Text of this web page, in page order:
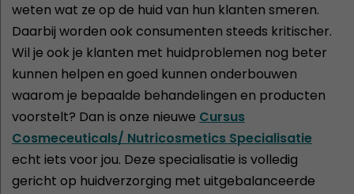
weten wat ze op de huid van hun klanten smeren.
Daarbij worden ook consumenten steeds kritischer.
Wil je ook je klanten met huidproblemen nog beter
kunnen helpen en goed kunnen onderbouwen
waarom je bepaalde behandelingen en producten
voorstelt? Dan is onze nieuwe Cursus
Cosmeceuticals/ Nutricosmetics Specialisatie
echt iets voor jou. Deze specialisatie is volledig
gericht op huidverzorging met uitgebalanceerde